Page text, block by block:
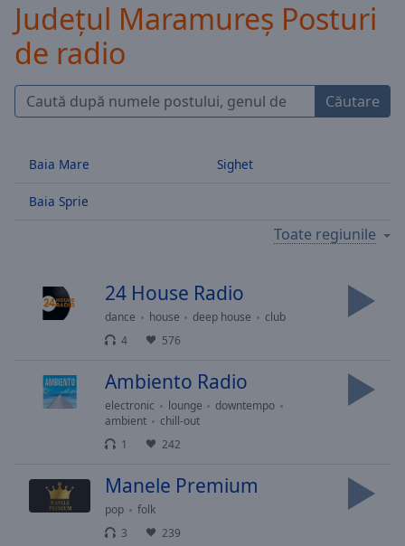
Skip
Forward
Mute
Current
Time0:00
0.00%
TypeLIVE
LIVE
Remaining
Playback
Chapters
Județul Maramureș Posturi
de radio
Căutare
Baia Mare
Baia Sprie
Sighet
Toate regiunile
24 House Radio
dance house deep house
club
4
576
Ambiento Radio
electronic lounge
downtempo
ambient
chill-out
1
242
Manele Premium
pop
folk
3
239